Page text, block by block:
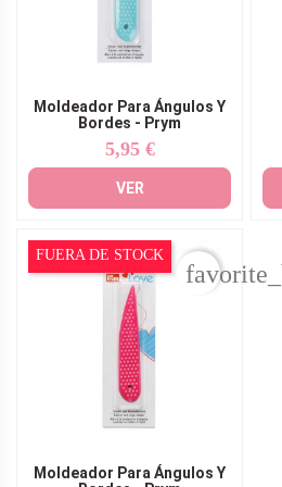
Moldeador Para Ángulos Y
Bordes - Prym
Precio
5,95 €
VER
Moldeador Para Ángulos Y
FUERA DE STOCK